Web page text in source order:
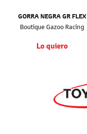
GORRA NEGRA GR FLEX
Boutique Gazoo Racing
Lo quiero